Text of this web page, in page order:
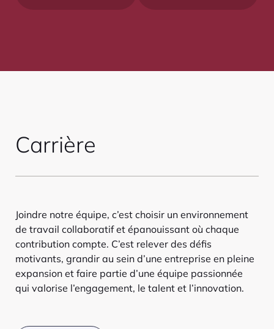
Carrière
Joindre notre équipe, c’est choisir un environnement
de travail collaboratif et épanouissant où chaque
contribution compte. C’est relever des défis
motivants, grandir au sein d’une entreprise en pleine
expansion et faire partie d’une équipe passionnée
qui valorise l’engagement, le talent et l’innovation.